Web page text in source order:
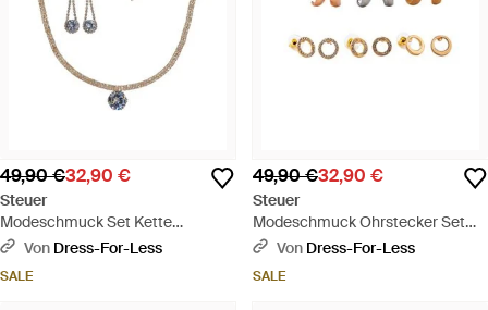
49,90 €32,90 €
Steuer
Modeschmuck Set Kette
Ohrringe Metall 51Cm Vergoldet
Von Dress-For-Less
SALE
49,90 €32,90 €
Steuer
Modeschmuck Ohrstecker Set
Metall 6 Paar Glanz Straß Weiß
Mehrfarbig
Von Dress-For-Less
SALE